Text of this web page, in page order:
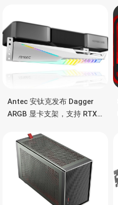
Antec 安钛克发布 Dagger
ARGB 显卡支架，支持 RTX
彩灯效